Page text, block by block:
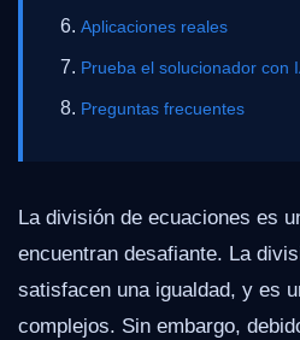
Aplicaciones reales
Prueba el solucionador con
Preguntas frecuentes
La división de ecuaciones es
encuentran desafiante. La
satisfacen una igualdad, y es
complejos. Sin embargo,